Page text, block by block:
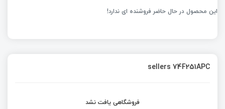
این محصول در حال حاضر فروشنده ای ندارد!
sellers 74F251APC
فروشگاهی یافت نشد